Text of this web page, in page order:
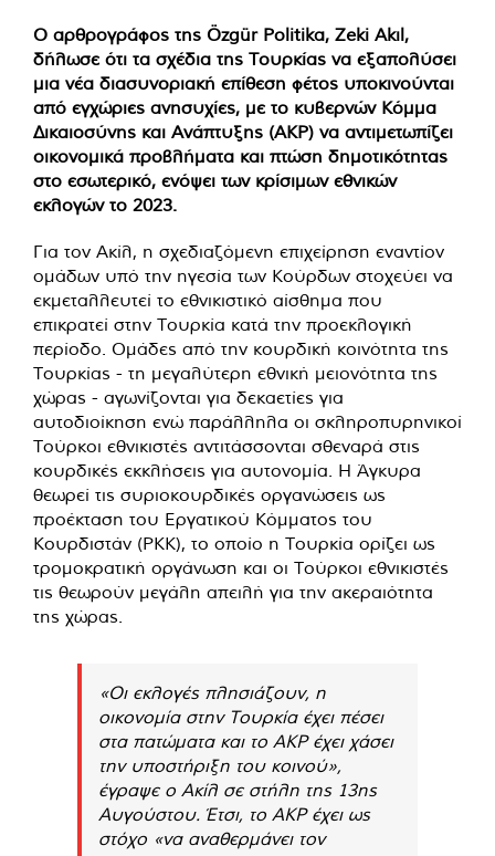
Ο αρθρογράφος της Özgür Politika, Zeki Akıl,
δήλωσε ότι τα σχέδια της Τουρκίας να εξαπολύσει
μια νέα διασυνοριακή επίθεση φέτος υποκινούνται
από εγχώριες ανησυχίες, με το κυβερνών Κόμμα
Δικαιοσύνης και Ανάπτυξης (AKP) να αντιμετωπίζει
οικονομικά προβλήματα και πτώση δημοτικότητας
στο εσωτερικό, ενόψει των κρίσιμων εθνικών
εκλογών το 2023.
Για τον Ακίλ, η σχεδιαζόμενη επιχείρηση εναντίον
ομάδων υπό την ηγεσία των Κούρδων στοχεύει να
εκμεταλλευτεί το εθνικιστικό αίσθημα που
επικρατεί στην Τουρκία κατά την προεκλογική
περίοδο. Ομάδες από την κουρδική κοινότητα της
Τουρκίας - τη μεγαλύτερη εθνική μειονότητα της
χώρας - αγωνίζονται για δεκαετίες για
αυτοδιοίκηση ενώ παράλληλα οι σκληροπυρηνικοί
Τούρκοι εθνικιστές αντιτάσσονται σθεναρά στις
κουρδικές εκκλήσεις για αυτονομία. Η Άγκυρα
θεωρεί τις συριοκουρδικές οργανώσεις ως
προέκταση του Εργατικού Κόμματος του
Κουρδιστάν (PKK), το οποίο η Τουρκία ορίζει ως
τρομοκρατική οργάνωση και οι Τούρκοι εθνικιστές
τις θεωρούν μεγάλη απειλή για την ακεραιότητα
της χώρας.
«Οι εκλογές πλησιάζουν, η
οικονομία στην Τουρκία έχει πέσει
στα πατώματα και το AKP έχει χάσει
την υποστήριξη του κοινού»,
έγραψε ο Ακίλ σε στήλη της 13ης
Αυγούστου. Έτσι, το ΑΚΡ έχει ως
στόχο «να αναθερμάνει τον